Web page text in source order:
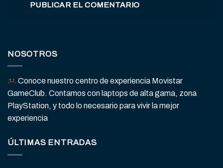
NOSOTROS
Conoce nuestro centro de experiencia Movistar
GameClub. Contamos con laptops de alta gama, zona
PlayStation, y todo lo necesario para vivir la mejor
experiencia
ÚLTIMAS ENTRADAS